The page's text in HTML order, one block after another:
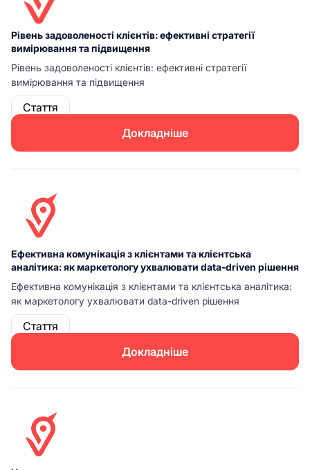
Рівень задоволеності клієнтів: ефективні стратегії
вимірювання та підвищення
Рівень задоволеності клієнтів: ефективні стратегії
вимірювання та підвищення
Стаття
Докладніше
Ефективна комунікація з клієнтами та клієнтська
аналітика: як маркетологу ухвалювати data-driven рішення
Ефективна комунікація з клієнтами та клієнтська аналітика:
як маркетологу ухвалювати data-driven рішення
Стаття
Докладніше